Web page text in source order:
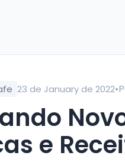
23 de January de 2022•
e